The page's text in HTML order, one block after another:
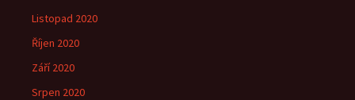
Listopad 2020
Říjen 2020
Září 2020
Srpen 2020